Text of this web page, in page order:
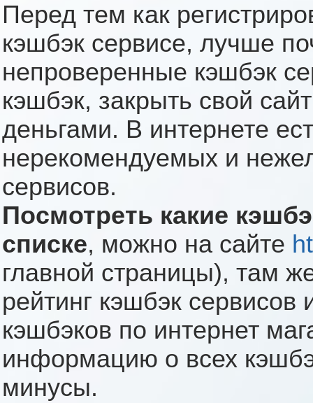
Перед тем как
кэшбэк сервисе, лучше
непроверенные кэшбэк
кэшбэк, закрыть свой
деньгами. В интернете
нерекомендуемых и
сервисов.
Посмотреть какие
списке, можно на сайте
главной страницы), там
рейтинг кэшбэк
кэшбэков по интернет
информацию о всех
минусы.